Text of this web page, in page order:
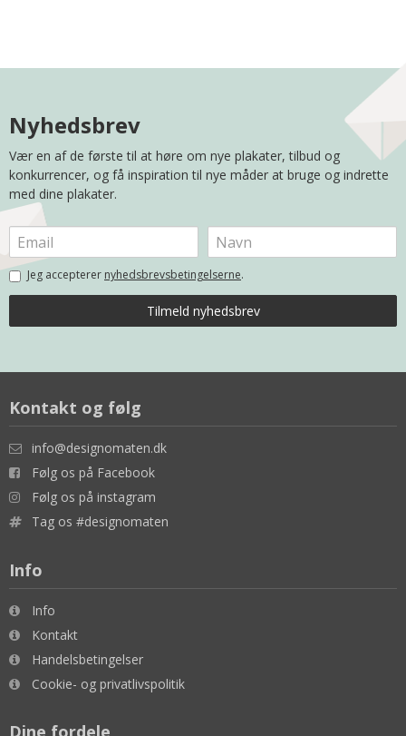
Nyhedsbrev
Vær en af de første til at høre om nye plakater, tilbud og
konkurrencer, og få inspiration til nye måder at bruge og indrette
med dine plakater.
Jeg accepterer nyhedsbrevsbetingelserne.
Kontakt og følg
info@designomaten.dk
Følg os på Facebook
Følg os på instagram
Tag os #designomaten
Info
Info
Kontakt
Handelsbetingelser
Cookie- og privatlivspolitik